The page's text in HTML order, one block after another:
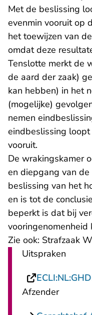
Met de beslissing
evenmin vooruit op
het toewijzen van
omdat deze
Tenslotte merkt de
de aard der zaak)
kan hebben) in het
(mogelijke)
nemen
eindbeslissing
vooruit.
De wrakingskamer
en diepgang van
beslissing van het
en is tot de
beperkt is dat bij
vooringenomenheid
Zie ook: Strafzaak
Uitspraken
Afzender